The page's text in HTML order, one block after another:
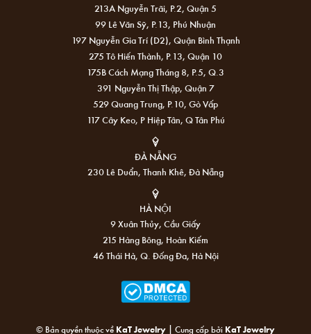
213A Nguyễn Trãi, P.2, Quận 5
99 Lê Văn Sỹ, P.13, Phú Nhuận
197 Nguyễn Gia Trí (D2), Quận Bình Thạnh
275 Tô Hiến Thành, P.13, Quận 10
175B Cách Mạng Tháng 8, P.5, Q.3
391 Nguyễn Thị Thập, Quận 7
529 Quang Trung, P.10, Gò Vấp
117 Cây Keo, P Hiệp Tân, Q Tân Phú
ĐÀ NẴNG
230 Lê Duẩn, Thanh Khê, Đà Nẵng
HÀ NỘI
9 Xuân Thủy, Cầu Giấy
215 Hàng Bông, Hoàn Kiếm
46 Thái Hà, Q. Đống Đa, Hà Nội
© Bản quyền thuộc về KaT Jewelry | Cung cấp bởi KaT Jewelry